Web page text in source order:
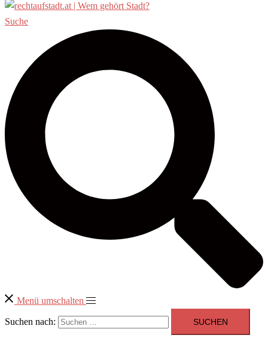
Suche
Menü umschalten
Suchen nach: